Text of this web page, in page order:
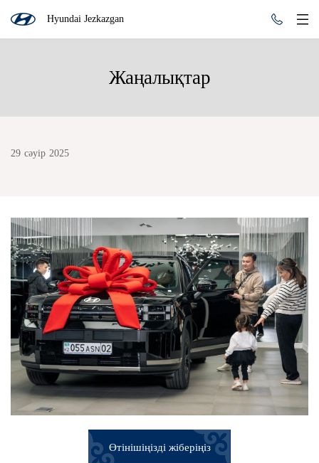
Hyundai Jezkazgan
Жаңалықтар
29 сәуір 2025
Өтінішіңізді жіберіңіз